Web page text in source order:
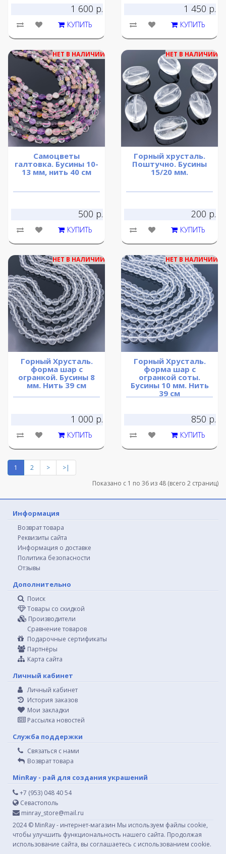
1 600 р.
КУПИТЬ
1 450 р.
КУПИТЬ
НЕТ В НАЛИЧИИ
Самоцветы
галтовка. Бусины 10-
13 мм, нить 40 см
500 р.
КУПИТЬ
НЕТ В НАЛИЧИИ
Горный хрусталь.
Поштучно. Бусины
15/20 мм.
200 р.
КУПИТЬ
НЕТ В НАЛИЧИИ
Горный Хрусталь.
форма шар с
огранкой. Бусины 8
мм. Нить 39 см
1 000 р.
КУПИТЬ
НЕТ В НАЛИЧИИ
Горный Хрусталь.
форма шар с
огранкой соты.
Бусины 10 мм. Нить
39 см
850 р.
КУПИТЬ
1 2 >
>|
Показано с 1 по 36 из 48 (всего 2 страниц)
Информация
Возврат товара
Реквизиты сайта
Информация о доставке
Политика безопасности
Отзывы
Дополнительно
Поиск
Товары со скидкой
Производители
Сравнение товаров
Подарочные сертификаты
Партнёры
Карта сайта
Личный кабинет
Личный кабинет
История заказов
Мои закладки
Рассылка новостей
Служба поддержки
Связаться с нами
Возврат товара
MinRay - рай для создания украшений
+7 (953) 048 40 54
Севастополь
minray_store@mail.ru
2024 © MinRay - интернет-магазин Мы используем файлы cookie,
чтобы улучшить функциональность нашего сайта. Продолжая
использование сайта, вы соглашаетесь с использованием cookie.